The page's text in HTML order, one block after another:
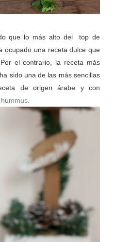
que lo más alto del top de
ocupado una receta dulce que
el contrario, la receta más
sido una de las más sencillas
de origen árabe y con
hummus.